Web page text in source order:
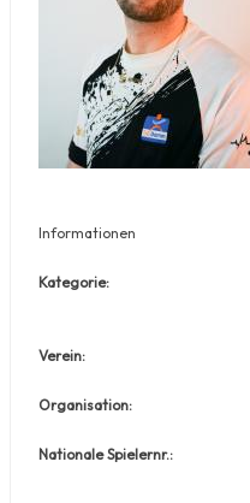
Informationen
Kategorie:
Verein:
Organisation:
Nationale Spielernr.: